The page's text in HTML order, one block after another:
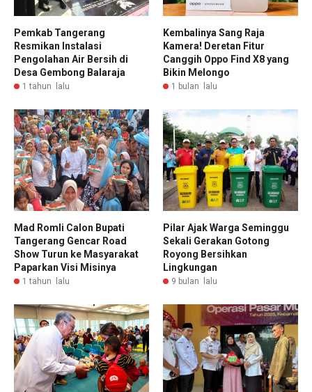
Pemkab Tangerang
Resmikan Instalasi
Pengolahan Air Bersih di
Desa Gembong Balaraja
1 tahun lalu
Kembalinya Sang Raja
Kamera! Deretan Fitur
Canggih Oppo Find X8 yang
Bikin Melongo
1 bulan lalu
Mad Romli Calon Bupati
Tangerang Gencar Road
Show Turun ke Masyarakat
Paparkan Visi Misinya
1 tahun lalu
Pilar Ajak Warga Seminggu
Sekali Gerakan Gotong
Royong Bersihkan
Lingkungan
9 bulan lalu